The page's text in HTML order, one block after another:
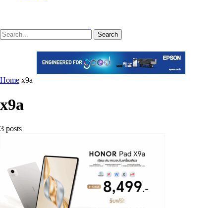
Search
Home x9a
x9a
3 posts